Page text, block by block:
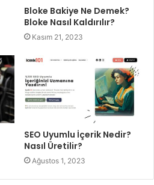
Bloke Bakiye Ne Demek?
Bloke Nasıl Kaldırılır?
Kasım 21, 2023
SEO Uyumlu İçerik Nedir?
Nasıl Üretilir?
Ağustos 1, 2023